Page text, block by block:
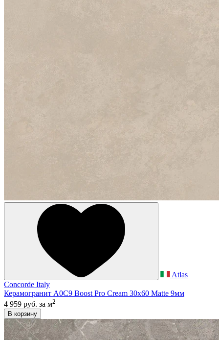
Atlas
Concorde Italy
Керамогранит A0C9 Boost Pro Cream 30x60 Matte 9мм
4 959 руб. за м2
В корзину